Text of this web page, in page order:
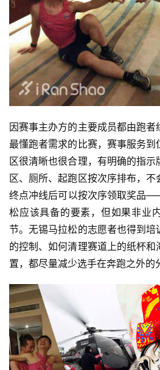
因赛事主办方的主要成员都由跑者
最懂跑者需求的比赛，赛事服务到
区很清晰也很合理，有明确的指
区、厕所、起跑区按次序排布，不
终点冲线后可以按次序领取奖品
松应该具备的要素，但如果非业
节。无锡马拉松的志愿者也得到
的控制、如何清理赛道上的纸杯
置，都尽量减少选手在奔跑之外的